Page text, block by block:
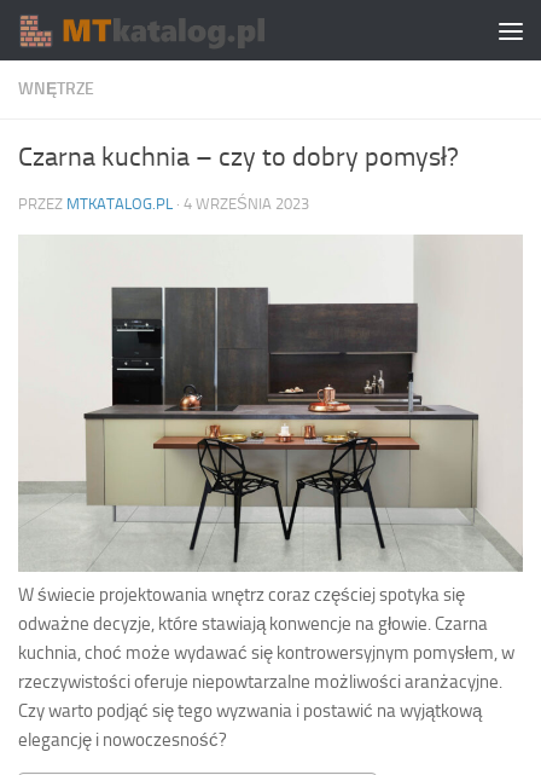
Skip to content
WNĘTRZE
Czarna kuchnia – czy to dobry pomysł?
PRZEZ MTKATALOG.PL · 4 WRZEŚNIA 2023
W świecie projektowania wnętrz coraz częściej spotyka się
odważne decyzje, które stawiają konwencje na głowie. Czarna
kuchnia, choć może wydawać się kontrowersyjnym pomysłem, w
rzeczywistości oferuje niepowtarzalne możliwości aranżacyjne.
Czy warto podjąć się tego wyzwania i postawić na wyjątkową
elegancję i nowoczesność?